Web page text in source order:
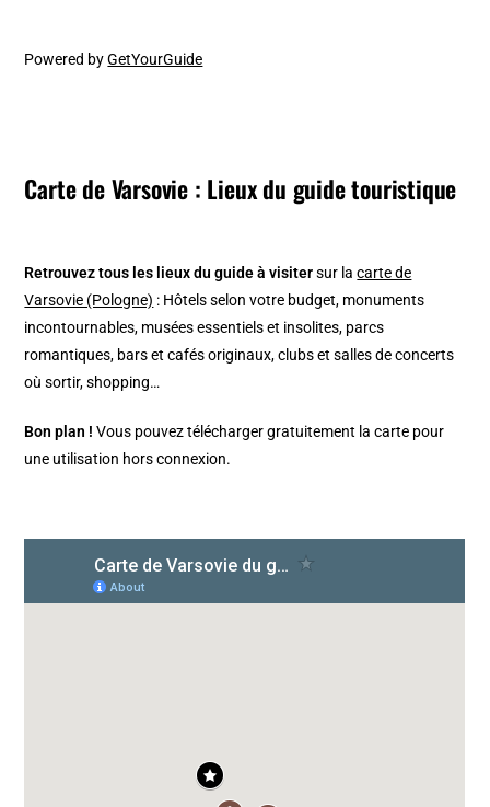
Powered byGetYourGuide
Carte de Varsovie : Lieux du guide touristique
Retrouvez tous les lieux du guide à visitersur lacarte de
Varsovie (Pologne) : Hôtels selon votre budget, monuments
incontournables, musées essentiels et insolites, parcs
romantiques, bars et cafés originaux, clubs et salles de concerts
où sortir, shopping…
Bon plan !Vous pouvez télécharger gratuitement la carte pour
une utilisation hors connexion.